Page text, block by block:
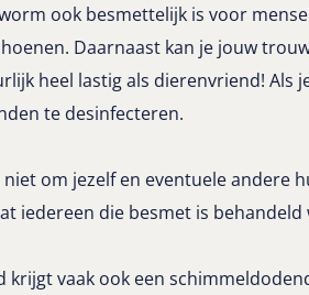
ook besmettelijk is voor
Daarnaast kan je jouw
heel lastig als dierenvriend! Als
te desinfecteren.
niet om jezelf en eventuele andere
iedereen die besmet is behandeld
vaak ook een